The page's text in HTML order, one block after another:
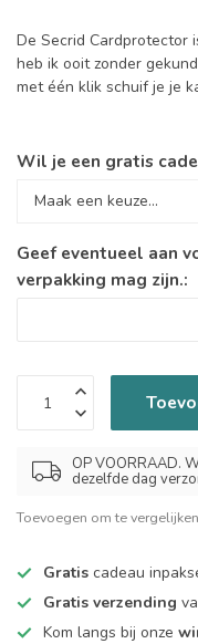
De Secrid Cardprotector
heb ik ooit zonder
met één klik schuif je je
Wil je een gratis
Geef eventueel aan
verpakking mag zijn.:
OP VOORRAAD.
dezelfde dag
Toevoegen om te vergelijken
Gratis cadeau
Gratis verzending
Kom langs bij onze